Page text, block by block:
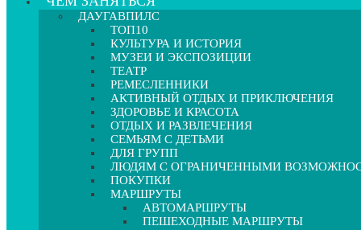
ДАУГАВПИЛС
ТОП10
КУЛЬТУРА И ИСТОРИЯ
МУЗЕИ И ЭКСПОЗИЦИИ
ТЕАТР
РЕМЕСЛЕННИКИ
АКТИВНЫЙ ОТДЫХ И ПРИКЛЮЧЕНИЯ
ЗДОРОВЬЕ И КРАСОТА
ОТДЫХ И РАЗВЛЕЧЕНИЯ
СЕМЬЯМ С ДЕТЬМИ
ДЛЯ ГРУПП
ЛЮДЯМ С ОГРАНИЧЕННЫМИ
ПОКУПКИ
МАРШРУТЫ
АВТОМАРШРУТЫ
ПЕШЕХОДНЫЕ МАРШРУТЫ